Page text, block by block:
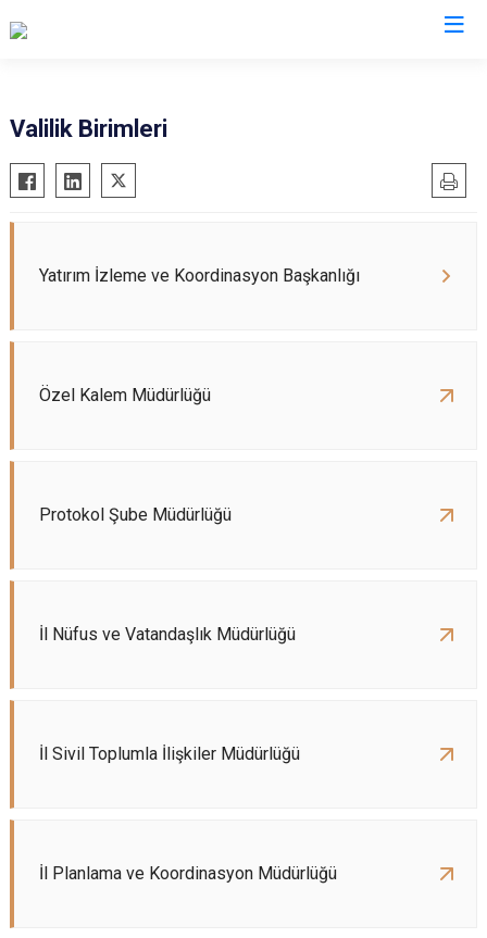
Valilik Birimleri
Yatırım İzleme ve Koordinasyon Başkanlığı
Özel Kalem Müdürlüğü
Protokol Şube Müdürlüğü
İl Nüfus ve Vatandaşlık Müdürlüğü
İl Sivil Toplumla İlişkiler Müdürlüğü
İl Planlama ve Koordinasyon Müdürlüğü